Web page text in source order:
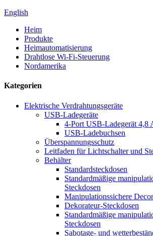
English
Heim
Produkte
Heimautomatisierung
Drahtlose Wi-Fi-Steuerung
Nordamerika
Kategorien
Elektrische Verdrahtungsgeräte
USB-Ladegeräte
4-Port USB-Ladegerät 4,8
USB-Ladebuchsen
Überspannungsschutz
Leitfaden für Lichtschalter und
Behälter
Standardsteckdosen
Standardmäßige
Steckdosen
Manipulationssichere
Dekorateur-Steckdosen
Standardmäßige
Steckdosen
Sabotage- und